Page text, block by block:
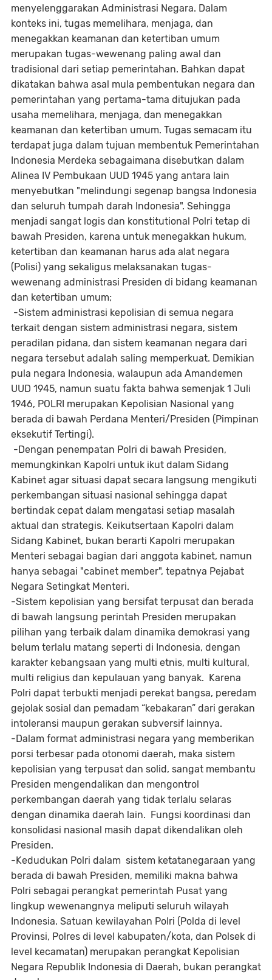
menyelenggarakan Administrasi Negara. Dalam
konteks ini, tugas memelihara, menjaga, dan
menegakkan keamanan dan ketertiban umum
merupakan tugas-wewenang paling awal dan
tradisional dari setiap pemerintahan. Bahkan dapat
dikatakan bahwa asal mula pembentukan negara dan
pemerintahan yang pertama-tama ditujukan pada
usaha memelihara, menjaga, dan menegakkan
keamanan dan ketertiban umum. Tugas semacam itu
terdapat juga dalam tujuan membentuk Pemerintahan
Indonesia Merdeka sebagaimana disebutkan dalam
Alinea IV Pembukaan UUD 1945 yang antara lain
menyebutkan "melindungi segenap bangsa Indonesia
dan seluruh tumpah darah Indonesia". Sehingga
menjadi sangat logis dan konstitutional Polri tetap di
bawah Presiden, karena untuk menegakkan hukum,
ketertiban dan keamanan harus ada alat negara
(Polisi) yang sekaligus melaksanakan tugas-
wewenang administrasi Presiden di bidang keamanan
dan ketertiban umum;
-Sistem administrasi kepolisian di semua negara
terkait dengan sistem administrasi negara, sistem
peradilan pidana, dan sistem keamanan negara dari
negara tersebut adalah saling memperkuat. Demikian
pula negara Indonesia, walaupun ada Amandemen
UUD 1945, namun suatu fakta bahwa semenjak 1 Juli
1946, POLRI merupakan Kepolisian Nasional yang
berada di bawah Perdana Menteri/Presiden (Pimpinan
eksekutif Tertingi).
-Dengan penempatan Polri di bawah Presiden,
memungkinkan Kapolri untuk ikut dalam Sidang
Kabinet agar situasi dapat secara langsung mengikuti
perkembangan situasi nasional sehingga dapat
bertindak cepat dalam mengatasi setiap masalah
aktual dan strategis. Keikutsertaan Kapolri dalam
Sidang Kabinet, bukan berarti Kapolri merupakan
Menteri sebagai bagian dari anggota kabinet, namun
hanya sebagai "cabinet member", tepatnya Pejabat
Negara Setingkat Menteri.
-Sistem kepolisian yang bersifat terpusat dan berada
di bawah langsung perintah Presiden merupakan
pilihan yang terbaik dalam dinamika demokrasi yang
belum terlalu matang seperti di Indonesia, dengan
karakter kebangsaan yang multi etnis, multi kultural,
multi religius dan kepulauan yang banyak. Karena
Polri dapat terbukti menjadi perekat bangsa, peredam
gejolak sosial dan pemadam “kebakaran” dari gerakan
intoleransi maupun gerakan subversif lainnya.
-Dalam format administrasi negara yang memberikan
porsi terbesar pada otonomi daerah, maka sistem
kepolisian yang terpusat dan solid, sangat membantu
Presiden mengendalikan dan mengontrol
perkembangan daerah yang tidak terlalu selaras
dengan dinamika daerah lain. Fungsi koordinasi dan
konsolidasi nasional masih dapat dikendalikan oleh
Presiden.
-Kedudukan Polri dalam sistem ketatanegaraan yang
berada di bawah Presiden, memiliki makna bahwa
Polri sebagai perangkat pemerintah Pusat yang
lingkup wewenangnya meliputi seluruh wilayah
Indonesia. Satuan kewilayahan Polri (Polda di level
Provinsi, Polres di level kabupaten/kota, dan Polsek di
level kecamatan) merupakan perangkat Kepolisian
Negara Republik Indonesia di Daerah, bukan perangkat